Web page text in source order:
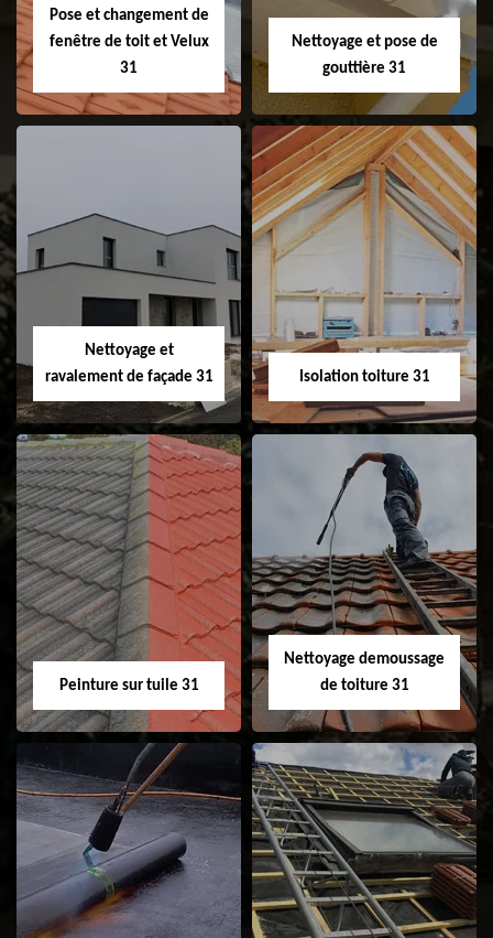
Pose et changement de
fenêtre de toit et Velux
31
Pose et
changement de
fenêtre de toit et
Velux 31
Nettoyage et pose de
gouttière 31
Nettoyage et pose
Nettoyage et
ravalement de façade 31
Nettoyage et
ravalement de
façade 31
Isolation toiture 31
Isolation toiture 31
Peinture sur tuile 31
Peinture sur tuile
31
Nettoyage demoussage
de toiture 31
Nettoyage
demoussage de
toiture 31